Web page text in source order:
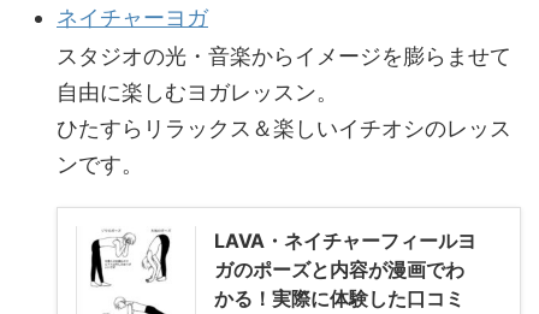
ネイチャーヨガ
スタジオの光・音楽からイメージを膨らませて
自由に楽しむヨガレッスン。
ひたすらリラックス＆楽しいイチオシのレッス
ンです。
LAVA・ネイチャーフィールヨ
ガのポーズと内容が漫画でわ
かる！実際に体験した口コミ